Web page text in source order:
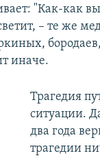
"Как-как
– те же
иначе.
Трагедия
ситуации.
два года
трагедии